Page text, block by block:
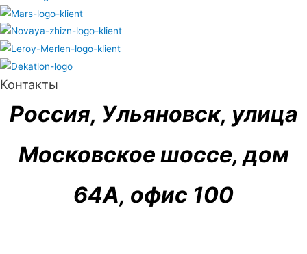
Контакты
Россия, Ульяновск, улица
Московское шоссе, дом
64А, офис 100